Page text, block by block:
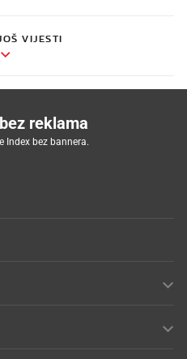
VIJESTI
reklama
bez bannera.